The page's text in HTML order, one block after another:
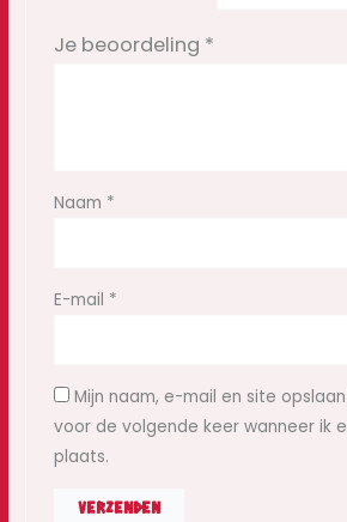
Je beoordeling *
Naam *
E-mail *
Mijn naam, e-mail en site
voor de volgende keer wanneer ik
plaats.